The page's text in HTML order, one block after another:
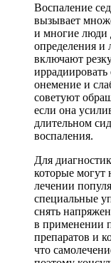
Воспаление
вызывает
и многие люди
определения и
включают
онемение и
советуют
если она
длительном
воспаления.
Для
которые могут
лечении
специальные
снять
в применении
препаратов и
что